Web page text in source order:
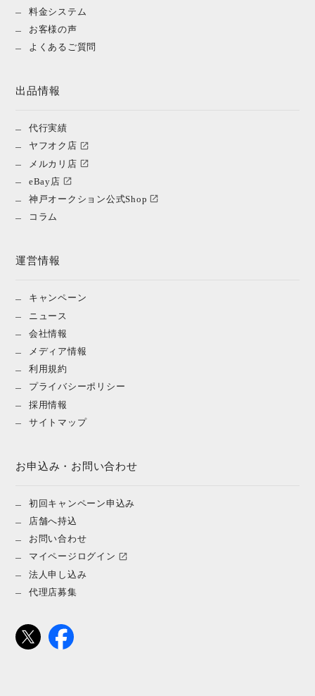
料金システム
お客様の声
よくあるご質問
出品情報
代行実績
ヤフオク店
メルカリ店
eBay店
神戸オークション公式Shop
コラム
運営情報
キャンペーン
ニュース
会社情報
メディア情報
利用規約
プライバシーポリシー
採用情報
サイトマップ
お申込み・お問い合わせ
初回キャンペーン申込み
店舗へ持込
お問い合わせ
マイページログイン
法人申し込み
代理店募集